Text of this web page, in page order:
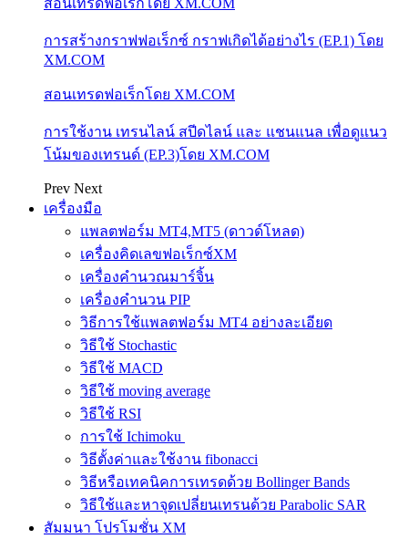
สอนเทรดฟอเร็กโดย XM.COM
การสร้างกราฟฟอเร็กซ์ กราฟเกิดได้อย่างไร (EP.1) โดย
XM.COM
สอนเทรดฟอเร็กโดย XM.COM
การใช้งาน เทรนไลน์ สปีดไลน์ และ แชนแนล เพื่อดูแนว
โน้มของเทรนด์ (EP.3)โดย XM.COM
Prev Next
เครื่องมือ
แพลตฟอร์ม MT4,MT5 (ดาวด์โหลด)
เครื่องคิดเลขฟอเร็กซ์XM
เครื่องคำนวณมาร์จิ้น
เครื่องคำนวน PIP
วิธีการใช้แพลตฟอร์ม MT4 อย่างละเอียด
วิธีใช้ Stochastic
วิธีใช้ MACD
วิธีใช้ moving average
วิธีใช้ RSI
การใช้ Ichimoku
วิธีตั้งค่าและใช้งาน fibonacci
วิธีหรือเทคนิคการเทรดด้วย Bollinger Bands
วิธีใช้และหาจุดเปลี่ยนเทรนด้วย Parabolic SAR
สัมมนา โปรโมชั่น XM